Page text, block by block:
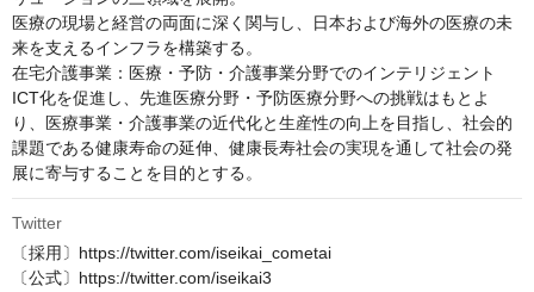
医療の現場と経営の両面に深く関与し、日本および海外の医療の未
来を支えるインフラを構築する。
在宅介護事業：医療・予防・介護事業分野でのインテリジェント
ICT化を促進し、先進医療分野・予防医療分野への挑戦はもとよ
り、医療事業・介護事業の近代化と生産性の向上を目指し、社会的
課題である健康寿命の延伸、健康長寿社会の実現を通して社会の発
展に寄与することを目的とする。
Twitter
〔採用〕https://twitter.com/iseikai_cometai
〔公式〕https://twitter.com/iseikai3